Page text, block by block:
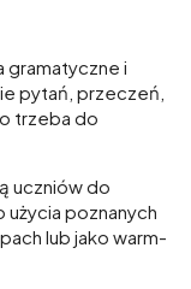
gramatyczne i
pytań, przeczeń,
trzeba do
uczniów do
użycia poznanych
lub jako warm-